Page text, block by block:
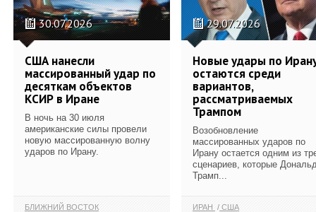
30.07.2026
США нанесли
массированный удар по
десяткам объектов
КСИР в Иране
В ночь на 30 июля
американские силы провели
новую массированную волну
ударов по Ирану.
БЛИЖНИЙ ВОСТОК
29.07.2026
Новые удары по
остаются среди
вариантов,
рассматриваемых
Трампом
Возобновление
массированных ударов по
Ирану остается одним из
сценариев, которые
Трамп...
ИРАН США